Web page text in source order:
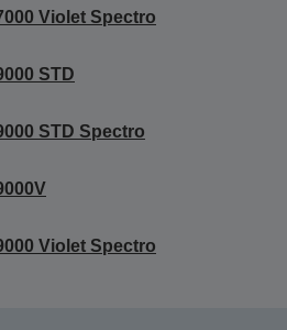
Violet Spectro
STD
STD Spectro
Violet Spectro